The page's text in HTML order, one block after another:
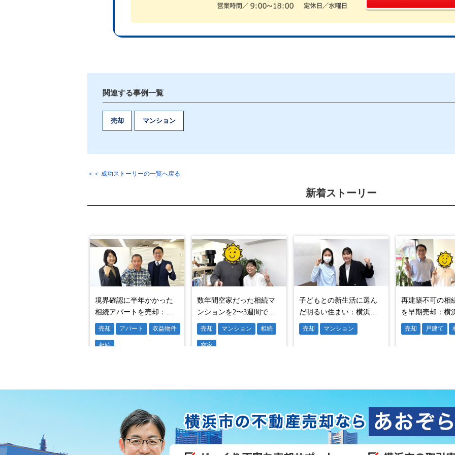
市場相場より住宅ローンの残債の方が多い場合は、通常だと不足分を自己資金を出さないとならず
ローンなどで補填している方も多くいますが、住宅ローンを一部残して売却できるメリットがありま
また通常の売却と異なり売却に必要となる諸経費（仲介手数料、管理費等の滞納）も売却価格から
任意売却の売却方法は、通常の売却方法とまっとく同じで、ポータルサイトなどに室内、外観の写
してもらい売却活動を行います。
さっそくポータルサイトへ登録しお客様へ募集活動行いました。
その中からマンションを気に入ったお客様が出て、住宅ローンの事前審査を行い不動産売買契約へ
木村さんのその後
木村さんは、売買契約後に荷物を片付け、賃貸住宅へ引越されてからお引渡しとなりました。
住宅ローンが滞納したり、任意売却をすると賃貸の審査に引っかかると思われている方も多くいま
異なり仕事をしていれば、まず通る簡単な審査なので心配されないで問題ありません。
木村さんは、任意売却を無事完了させ「早く高倉さんに相談すれば良かった。」
「住宅ローンに悩まない生活が送れる日が来るなんて夢のようだ」とおっしゃっていたのが印象に
（株）あおぞら不動産は、任意売却を行うことができる横浜市の数少ない不動産会社です。
関連する事例一覧
売却 マンション
＜＜ 成功ストーリーの一覧へ戻る
新着ストーリー